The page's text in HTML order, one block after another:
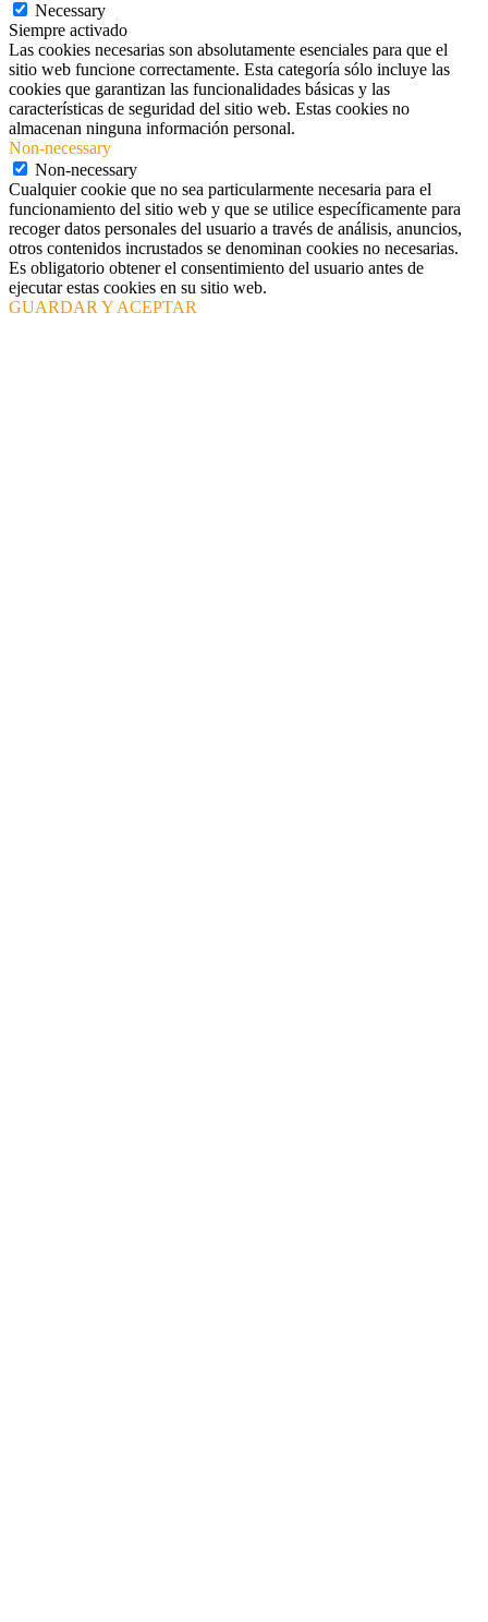
Necessary
Siempre activado
Las cookies necesarias son absolutamente esenciales para que el
sitio web funcione correctamente. Esta categoría sólo incluye las
cookies que garantizan las funcionalidades básicas y las
características de seguridad del sitio web. Estas cookies no
almacenan ninguna información personal.
Non-necessary
Non-necessary
Cualquier cookie que no sea particularmente necesaria para el
funcionamiento del sitio web y que se utilice específicamente para
recoger datos personales del usuario a través de análisis, anuncios,
otros contenidos incrustados se denominan cookies no necesarias.
Es obligatorio obtener el consentimiento del usuario antes de
ejecutar estas cookies en su sitio web.
GUARDAR Y ACEPTAR